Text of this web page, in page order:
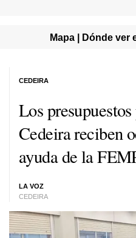
Mapa | Dónde ver
Los
Cedeira reciben
ayuda de la
LA VOZ
CEDEIRA
CEDEIRA